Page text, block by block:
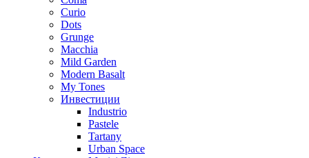
Curio
Dots
Grunge
Macchia
Mild Garden
Modern Basalt
My Tones
Инвестиции
Industrio
Pastele
Tartany
Urban Space